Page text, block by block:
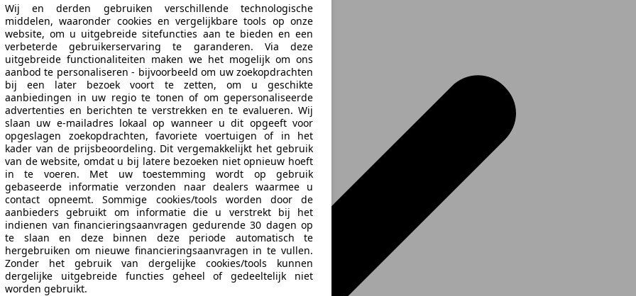
Wij en derden gebruiken verschillende technologische
middelen, waaronder cookies en vergelijkbare tools op onze
website, om u uitgebreide sitefuncties aan te bieden en een
verbeterde gebruikerservaring te garanderen. Via deze
uitgebreide functionaliteiten maken we het mogelijk om ons
aanbod te personaliseren - bijvoorbeeld om uw zoekopdrachten
bij een later bezoek voort te zetten, om u geschikte
aanbiedingen in uw regio te tonen of om gepersonaliseerde
advertenties en berichten te verstrekken en te evalueren. Wij
slaan uw e-mailadres lokaal op wanneer u dit opgeeft voor
opgeslagen zoekopdrachten, favoriete voertuigen of in het
kader van de prijsbeoordeling. Dit vergemakkelijkt het gebruik
van de website, omdat u bij latere bezoeken niet opnieuw hoeft
in te voeren. Met uw toestemming wordt op gebruik
gebaseerde informatie verzonden naar dealers waarmee u
contact opneemt. Sommige cookies/tools worden door de
aanbieders gebruikt om informatie die u verstrekt bij het
indienen van financieringsaanvragen gedurende 30 dagen op
te slaan en deze binnen deze periode automatisch te
hergebruiken om nieuwe financieringsaanvragen in te vullen.
Zonder het gebruik van dergelijke cookies/tools kunnen
dergelijke uitgebreide functies geheel of gedeeltelijk niet
worden gebruikt.